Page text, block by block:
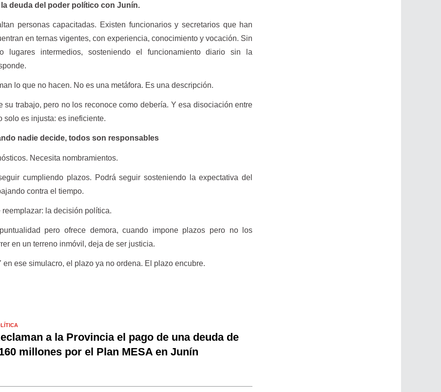
deuda del poder político con Junín.
personas capacitadas. Existen funcionarios y secretarios que han
en ternas vigentes, con experiencia, conocimiento y vocación. Sin
lugares intermedios, sosteniendo el funcionamiento diario sin la
lo que no hacen. No es una metáfora. Es una descripción.
su trabajo, pero no los reconoce como debería. Y esa disociación entre
solo es injusta: es ineficiente.
nadie decide, todos son responsables
Necesita nombramientos.
cumpliendo plazos. Podrá seguir sosteniendo la expectativa del
contra el tiempo.
la decisión política.
pero ofrece demora, cuando impone plazos pero no los
en un terreno inmóvil, deja de ser justicia.
en ese simulacro, el plazo ya no ordena. El plazo encubre.
a la Provincia el pago de una deuda de
millones por el Plan MESA en Junín